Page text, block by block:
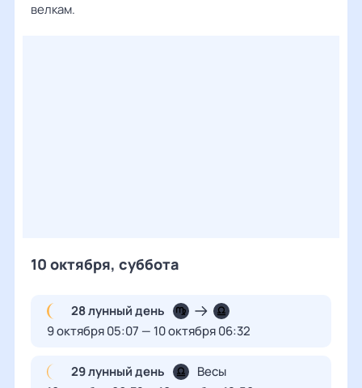
велкам.
10 октября, суббота
28 лунный день
9 октября 05:07 — 10 октября 06:32
29 лунный день
Весы